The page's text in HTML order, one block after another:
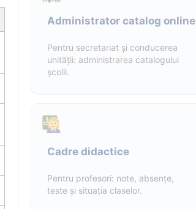
Administrator catalog online
Pentru secretariat și conducerea
unității: administrarea catalogului
școlii.
Cadre didactice
Pentru profesori: note, absențe,
teste și situația claselor.